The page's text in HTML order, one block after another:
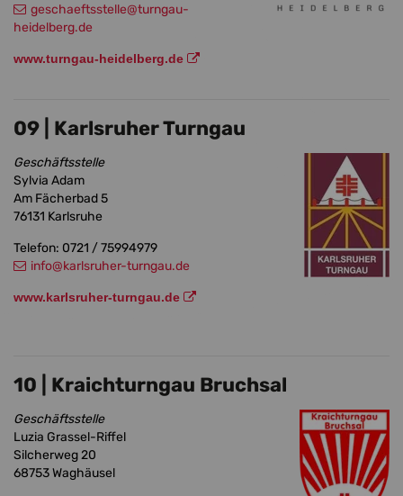
geschaeftsstelle@turngau-
heidelberg.de
www.turngau-heidelberg.de
09 | Karlsruher Turngau
Geschäftsstelle
Sylvia Adam
Am Fächerbad 5
76131 Karlsruhe
Telefon: 0721 / 75994979
info@karlsruher-turngau.de
www.karlsruher-turngau.de
10 | Kraichturngau Bruchsal
Geschäftsstelle
Luzia Grassel-Riffel
Silcherweg 20
68753 Waghäusel